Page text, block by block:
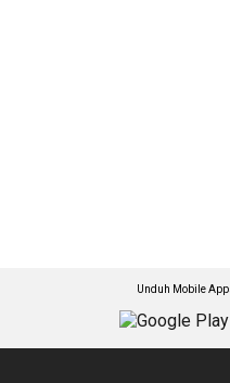
Unduh Mobile